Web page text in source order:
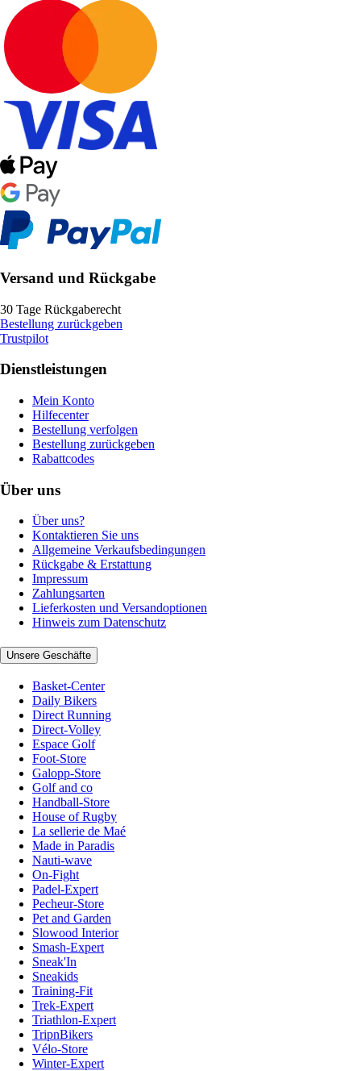
Versand und Rückgabe
30 Tage Rückgaberecht
Bestellung zurückgeben
Trustpilot
Dienstleistungen
Mein Konto
Hilfecenter
Bestellung verfolgen
Bestellung zurückgeben
Rabattcodes
Über uns
Über uns?
Kontaktieren Sie uns
Allgemeine Verkaufsbedingungen
Rückgabe & Erstattung
Impressum
Zahlungsarten
Lieferkosten und Versandoptionen
Hinweis zum Datenschutz
Unsere Geschäfte
Basket-Center
Daily Bikers
Direct Running
Direct-Volley
Espace Golf
Foot-Store
Galopp-Store
Golf and co
Handball-Store
House of Rugby
La sellerie de Maé
Made in Paradis
Nauti-wave
On-Fight
Padel-Expert
Pecheur-Store
Pet and Garden
Slowood Interior
Smash-Expert
Sneak'In
Sneakids
Training-Fit
Trek-Expert
Triathlon-Expert
TripnBikers
Vélo-Store
Winter-Expert